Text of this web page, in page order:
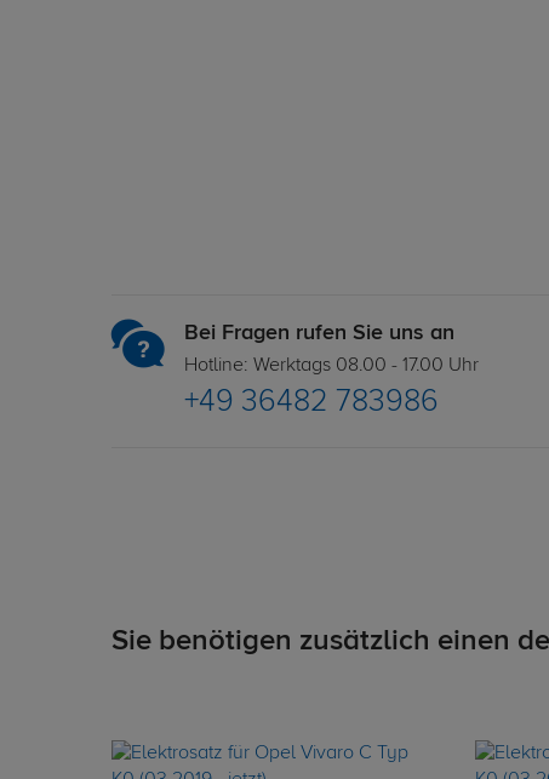
Bei Fragen rufen Sie uns an
Hotline: Werktags 08.00 - 17.00 Uhr
+49 36482 783986
Sie benötigen zusätzlich einen